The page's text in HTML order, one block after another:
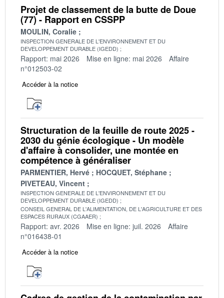
Projet de classement de la butte de Doue
(77) - Rapport en CSSPP
MOULIN, Coralie
INSPECTION GENERALE DE L'ENVIRONNEMENT ET DU
DEVELOPPEMENT DURABLE (IGEDD)
Rapport: mai 2026 Mise en ligne: mai 2026
Affaire
n°012503-02
Accéder à la notice
Structuration de la feuille de route 2025 -
2030 du génie écologique - Un modèle
d'affaire à consolider, une montée en
compétence à généraliser
PARMENTIER, Hervé
HOCQUET, Stéphane
PIVETEAU, Vincent
INSPECTION GENERALE DE L'ENVIRONNEMENT ET DU
DEVELOPPEMENT DURABLE (IGEDD)
CONSEIL GENERAL DE L'ALIMENTATION, DE L'AGRICULTURE ET DES
ESPACES RURAUX (CGAAER)
Rapport: avr. 2026 Mise en ligne: juil. 2026
Affaire
n°016438-01
Accéder à la notice